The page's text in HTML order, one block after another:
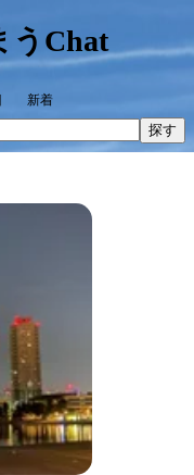
うChat
新着
探す